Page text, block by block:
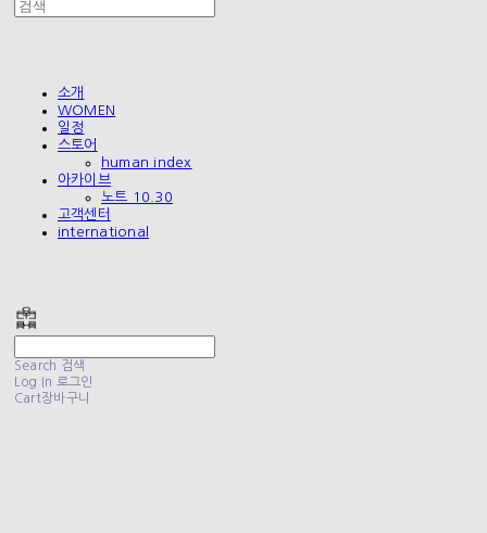
소개
WOMEN
일정
스토어
human index
아카이브
노트 10.30
고객센터
international
Search 검색
Log In 로그인
Cart장바구니